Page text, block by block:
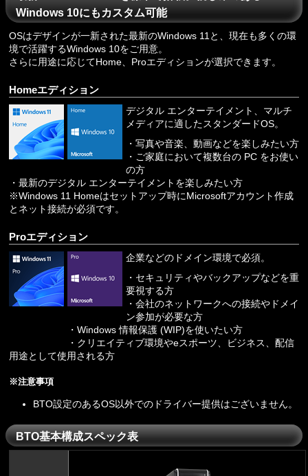
Windows 10にもカスタム可能
OSはデザインが一新された最新のWindows 11と、現在も多くの環
境で活躍するWindows 10をご用意。
さらに用途に応じてHome、Proエディションが選択できます。
Homeエディション
デジタル エンターテイメント、マルチ
メディアに適したスタンダードOS。
・写真や音楽、動画などを楽しみたい方
・ご家庭において複数台の PC をお使い
の方
・最新のデジタル エンターテイメントを楽しみたい方
※Windows 11 Homeはセットアップ時にMicrosoftアカウント作成
とネット接続が必須です。
Proエディション
企業などのドメイン環境で必須。
・セキュリティやバックアップなどを重
要視する方
・会社のネットワークへの接続やドメイ
ン参加が必要な方
・Windows 情報保護 (WIP)を使いたい方
・クリエイティブ環境やeスポーツ、ビジネス、配信
用途として使用される方
※注意事項
BTO設定のあるOS以外でのドライバー提供はございません。
BTO基本構成スペック表